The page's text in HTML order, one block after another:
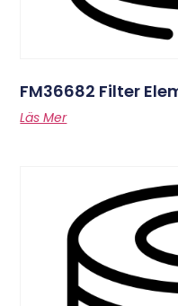
FM36682 Filter
Läs Mer